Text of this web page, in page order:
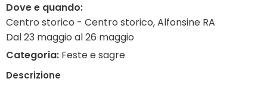
Dove e quando:
Centro storico - Centro storico, Alfonsine RA
Dal 23 maggio al 26 maggio
Categoria: Feste e sagre
Descrizione